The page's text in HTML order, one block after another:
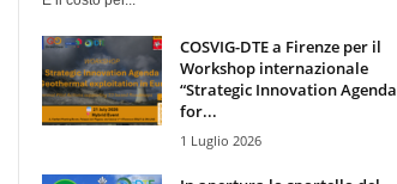
COSVIG-DTE a Firenze per il
Workshop internazionale
“Strategic Innovation Agenda
for...
1 Luglio 2026